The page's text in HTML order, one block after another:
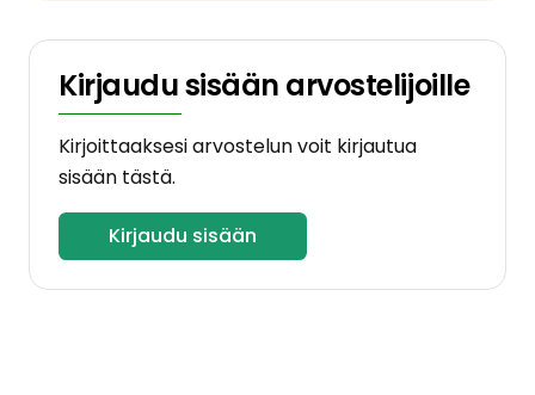
Kirjaudu sisään arvostelijoille
Kirjoittaaksesi arvostelun voit kirjautua
sisään tästä.
Kirjaudu sisään